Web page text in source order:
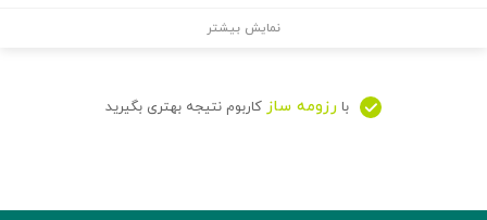
نمایش بیشتر
با رزومه ساز کاربوم نتیجه بهتری بگیرید